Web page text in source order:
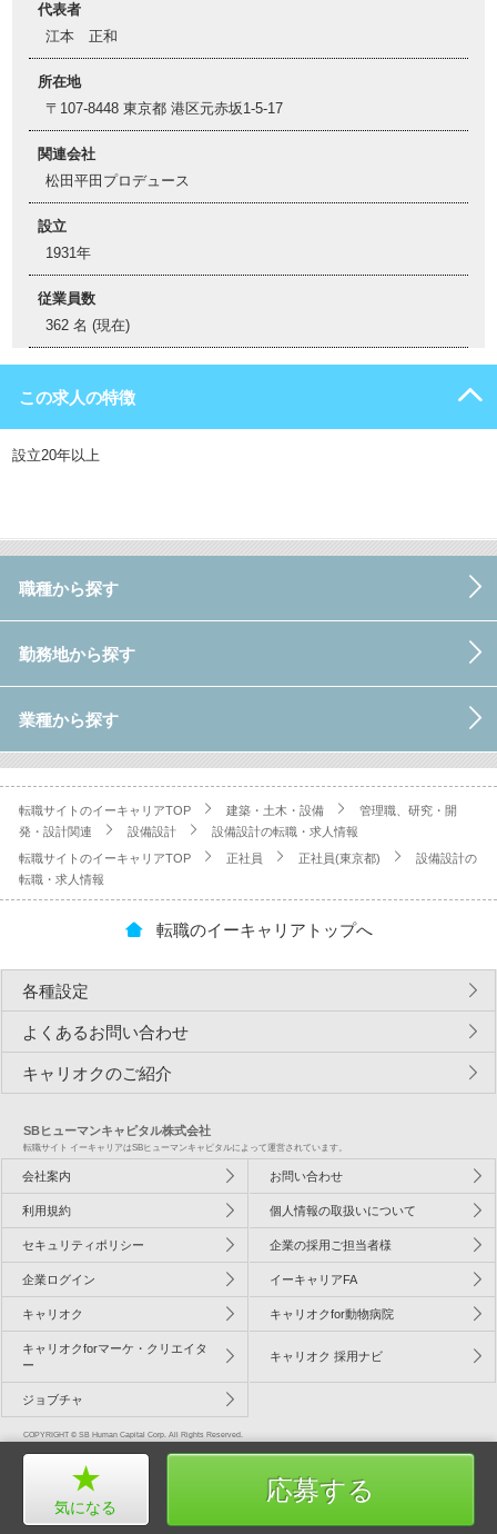
代表者
江本 正和
所在地
〒107-8448 東京都 港区元赤坂1-5-17
関連会社
松田平田プロデュース
設立
1931年
従業員数
362 名 (現在)
この求人の特徴
設立20年以上
応募する
気になる
職種から探す
勤務地から探す
業種から探す
転職サイトのイーキャリアTOP 建築・土木・設備
管理職、研究・開
発・設計関連
設備設計 設備設計の転職・求人情報
転職サイトのイーキャリアTOP 正社員 正社員(東京都)
設備設計の
転職・求人情報
転職のイーキャリアトップへ
各種設定
よくあるお問い合わせ
キャリオクのご紹介
SBヒューマンキャピタル株式会社
転職サイト イーキャリアはSBヒューマンキャピタルによって運営されています。
会社案内 お問い合わせ
利用規約 個人情報の取扱いについて
セキュリティポリシー 企業の採用ご担当者様
企業ログイン イーキャリアFA
キャリオク キャリオクfor動物病院
キャリオクforマーケ・クリエイタ
ー
キャリオク 採用ナビ
ジョブチャ
COPYRIGHT © SB Human Capital Corp. All Rights Reserved.